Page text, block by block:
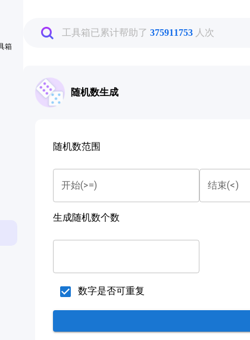
箱
工具箱已累计帮助了 375911753 人次
随机数生成
随机数范围
开始(>=) 结束(<)
生成随机数个数
数字是否可重复